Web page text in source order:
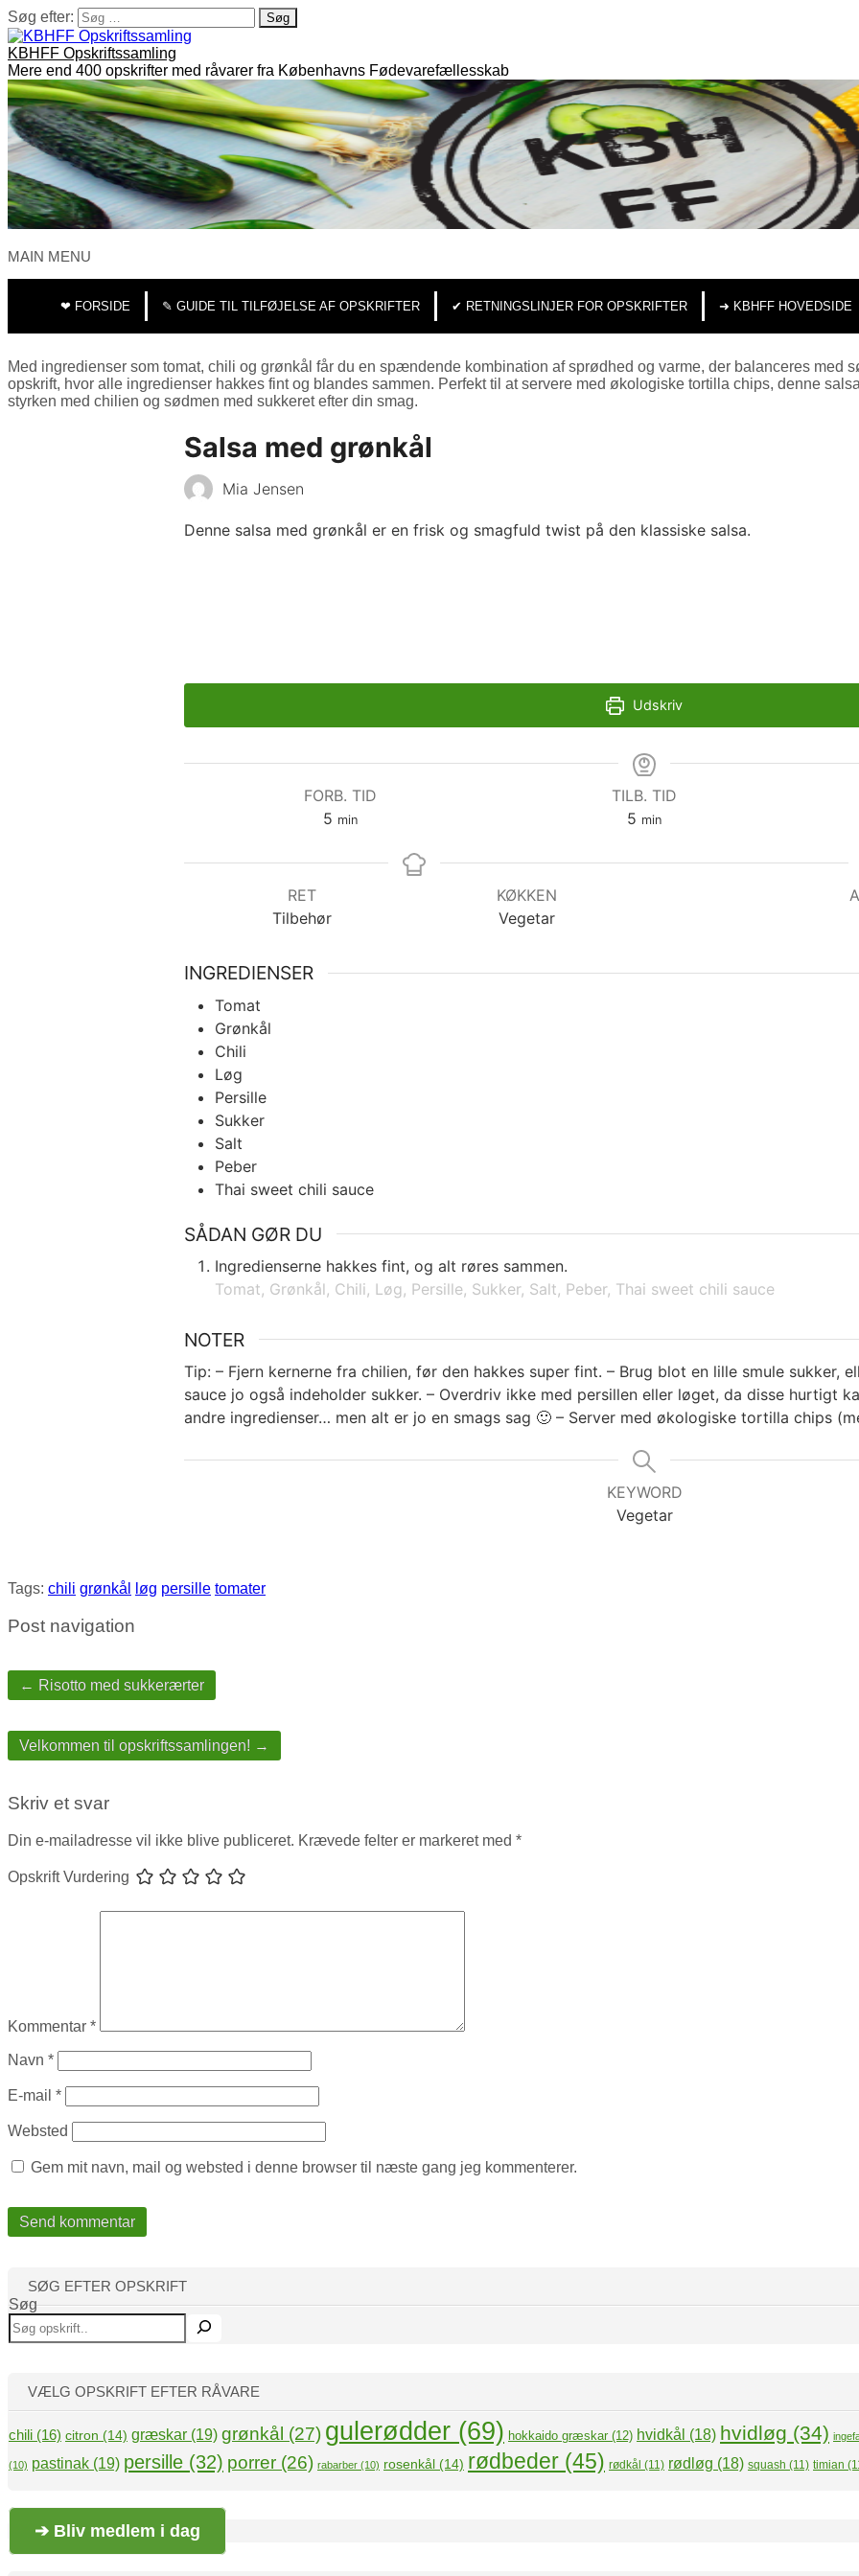
Søg efter:
KBHFF Opskriftssamling
Mere end 400 opskrifter med råvarer fra Københavns Fødevarefællesskab
MAIN MENU
❤︎ FORSIDE
✎ GUIDE TIL TILFØJELSE AF OPSKRIFTER ✔︎ RETNINGSLINJER FOR OPSKRIFTER ➜ KBHFF HOVEDSIDE
Med ingredienser som tomat, chili og grønkål får du en spændende kombination af sprødhed og varme, der balanceres med
opskrift, hvor alle ingredienser hakkes fint og blandes sammen. Perfekt til at servere med økologiske tortilla chips, denne
styrken med chilien og sødmen med sukkeret efter din smag.
Salsa med grønkål
Mia Jensen
Denne salsa med grønkål er en frisk og smagfuld twist på den klassiske salsa.
Udskriv
FORB. TID
5 minutter
min
TILB. TID
5 minutter
min
RET
Tilbehør
KØKKEN
Vegetar
INGREDIENSER
Tomat
Grønkål
Chili
Løg
Persille
Sukker
Salt
Peber
Thai sweet chili sauce
SÅDAN GØR DU
Ingredienserne hakkes fint, og alt røres sammen.
Tomat, Grønkål, Chili, Løg, Persille, Sukker, Salt, Peber, Thai sweet chili sauce
NOTER
Tip: – Fjern kernerne fra chilien, før den hakkes super fint. – Brug blot en lille smule sukker,
sauce jo også indeholder sukker. – Overdriv ikke med persillen eller løget, da disse hurtigt
andre ingredienser… men alt er jo en smags sag 🙂 – Server med økologiske tortilla chips
KEYWORD
Vegetar
Tags: chili grønkål løg persille tomater
Post navigation
← Risotto med sukkerærter
Velkommen til opskriftssamlingen! →
Skriv et svar
Din e-mailadresse vil ikke blive publiceret. Krævede felter er markeret med *
Opskrift Vurdering
Kommentar *
Navn *
E-mail *
Websted
Gem mit navn, mail og websted i denne browser til næste gang jeg kommenterer.
SØG EFTER OPSKRIFT
Søg
VÆLG OPSKRIFT EFTER RÅVARE
chili (16) citron (14) græskar (19) grønkål (27) gulerødder (69) hokkaido græskar (12) hvidkål (18) hvidløg (34)
(10) pastinak (19) persille (32) porrer (26) rabarber (10) rosenkål (14) rødbeder (45) rødkål (11) rødløg (18) squash (11) timian
➔ Bliv medlem i dag